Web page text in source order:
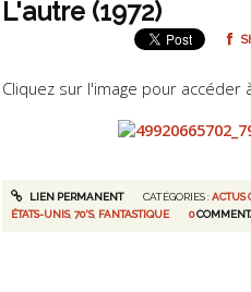
L'autre (1972)
Cliquez sur l'image pour accéder
LIEN PERMANENT CATÉGORIES :ACTUS
ÉTATS-UNIS,70'S, FANTASTIQUE 0